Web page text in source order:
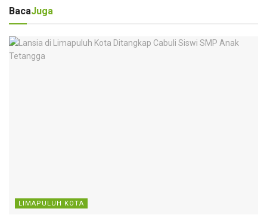
BacaJuga
LIMAPULUH KOTA